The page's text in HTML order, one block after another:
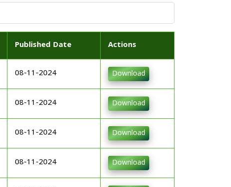
Published Date Actions
08-11-2024 Download
08-11-2024 Download
08-11-2024 Download
08-11-2024 Download